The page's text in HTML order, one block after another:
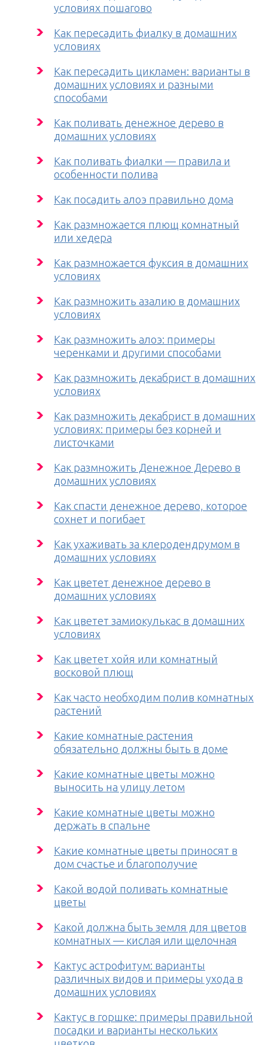
условиях пошагово
Как пересадить фиалку в домашних
условиях
Как пересадить цикламен: варианты в
домашних условиях и разными
способами
Как поливать денежное дерево в
домашних условиях
Как поливать фиалки — правила и
особенности полива
Как посадить алоэ правильно дома
Как размножается плющ комнатный
или хедера
Как размножается фуксия в домашних
условиях
Как размножить азалию в домашних
условиях
Как размножить алоэ: примеры
черенками и другими способами
Как размножить декабрист в домашних
условиях
Как размножить декабрист в домашних
условиях: примеры без корней и
листочками
Как размножить Денежное Дерево в
домашних условиях
Как спасти денежное дерево, которое
сохнет и погибает
Как ухаживать за клеродендрумом в
домашних условиях
Как цветет денежное дерево в
домашних условиях
Как цветет замиокулькас в домашних
условиях
Как цветет хойя или комнатный
восковой плющ
Как часто необходим полив комнатных
растений
Какие комнатные растения
обязательно должны быть в доме
Какие комнатные цветы можно
выносить на улицу летом
Какие комнатные цветы можно
держать в спальне
Какие комнатные цветы приносят в
дом счастье и благополучие
Какой водой поливать комнатные
цветы
Какой должна быть земля для цветов
комнатных — кислая или щелочная
Кактус астрофитум: варианты
различных видов и примеры ухода в
домашних условиях
Кактус в горшке: примеры правильной
посадки и варианты нескольких